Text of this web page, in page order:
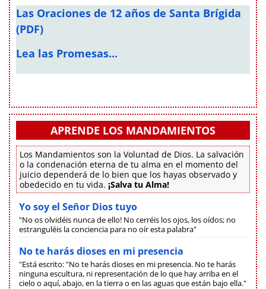
Las Oraciones de 12 años de Santa Brígida
(PDF)
Lea las Promesas...
APRENDE LOS MANDAMIENTOS
Los Mandamientos son la Voluntad de Dios. La salvación
o la condenación eterna de tu alma en el momento del
juicio dependerá de lo bien que los hayas observado y
obedecido en tu vida. ¡Salva tu Alma!
Yo soy el Señor Dios tuyo
"No os olvidéis nunca de ello! No cerréis los ojos, los oídos; no
estranguléis la conciencia para no oír esta palabra"
No te harás dioses en mi presencia
"Está escrito: "No te harás dioses en mi presencia. No te harás
ninguna escultura, ni representación de lo que hay arriba en el
cielo o aquí, abajo, en la tierra o en las aguas que están bajo ella."